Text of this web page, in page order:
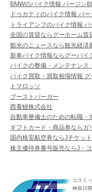
BMWのバイク情報 バージン
ドゥカティのバイク情報 バ
トライアンフのバイク情報
全国の賃貸ならグーホーム賃
観光のニュースなら観光経済
新車バイク情報ならグーバイ
バイクの整備・メンテナンス
バイク買取・買取相場情報
トマロッソ
ブーストバーガー
西養鰻株式会社
自動車整備士のための転職・
ギフトカード・商品券ならガ
国内格安航空券ならJチケット
株主優待券番号販売ならJ・
コスミ
神奈川